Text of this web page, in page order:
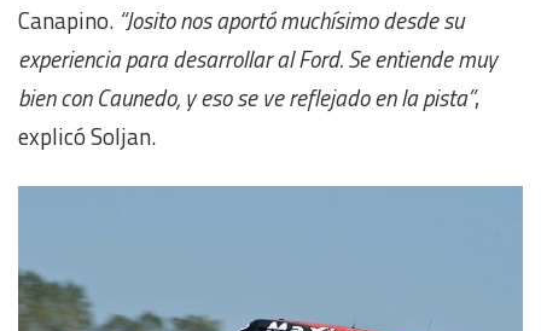
Canapino. “Josito nos aportó muchísimo desde su
experiencia para desarrollar al Ford. Se entiende muy
bien con Caunedo, y eso se ve reflejado en la pista”,
explicó Soljan.